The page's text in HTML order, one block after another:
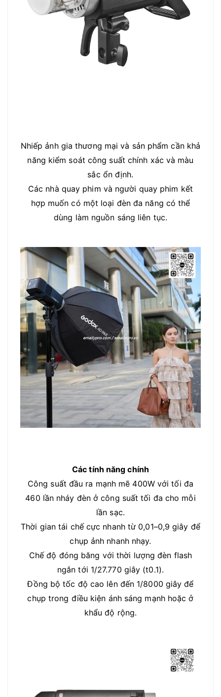
Nhiếp ảnh gia thương mại và sản phẩm cần khả
năng kiểm soát công suất chính xác và màu
sắc ổn định.
Các nhà quay phim và người quay phim kết
hợp muốn có một loại đèn đa năng có thể
dùng làm nguồn sáng liên tục.
Các tính năng chính
Công suất đầu ra mạnh mẽ 400W với tối đa
460 lần nháy đèn ở công suất tối đa cho mỗi
lần sạc.
Thời gian tái chế cực nhanh từ 0,01–0,9 giây để
chụp ảnh nhanh nhạy.
Chế độ đóng băng với thời lượng đèn flash
ngắn tới 1/27.770 giây (t0.1).
Đồng bộ tốc độ cao lên đến 1/8000 giây để
chụp trong điều kiện ánh sáng mạnh hoặc ở
khẩu độ rộng.